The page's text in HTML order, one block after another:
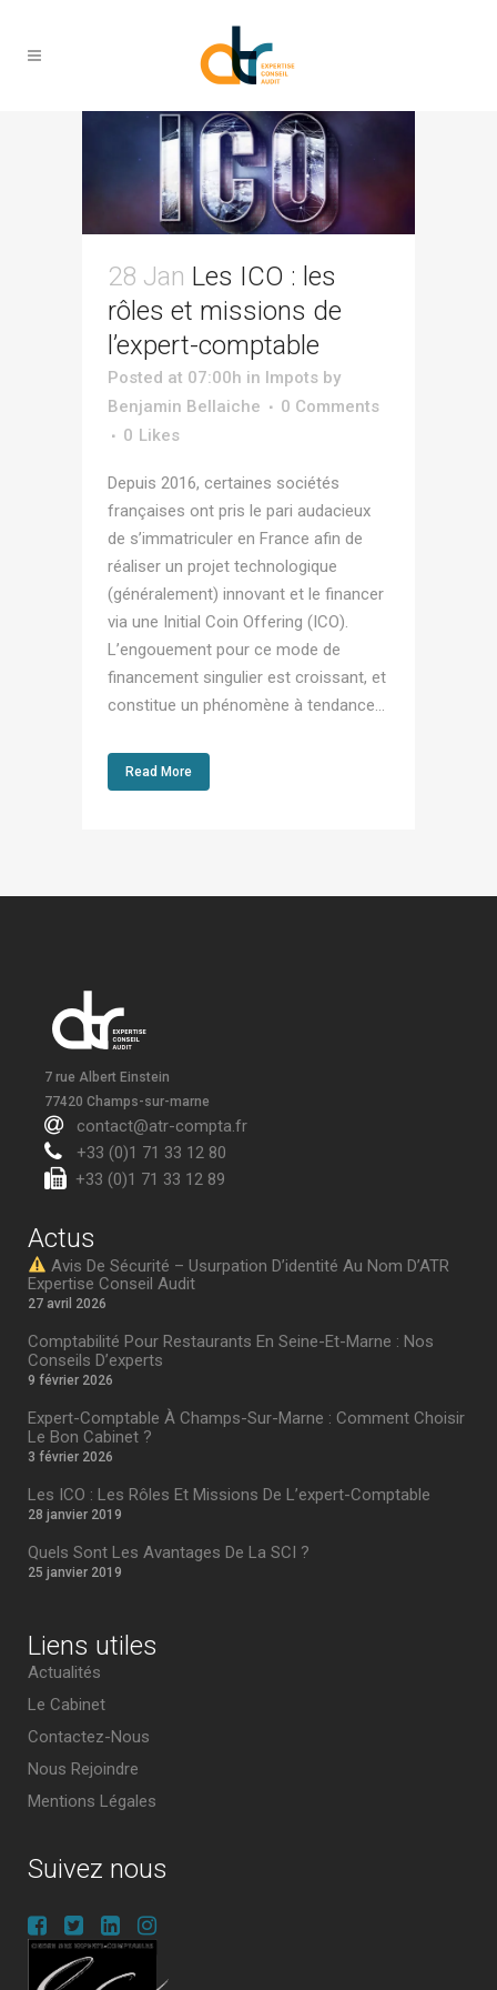
assistance Tag
28 Jan Les ICO : les
rôles et missions de
l’expert-comptable
Posted at 07:00h in Impots by
Benjamin Bellaiche
0 Comments
0 Likes
Depuis 2016, certaines sociétés
françaises ont pris le pari audacieux
de s’immatriculer en France afin de
réaliser un projet technologique
(généralement) innovant et le financer
via une Initial Coin Offering (ICO).
L’engouement pour ce mode de
financement singulier est croissant, et
constitue un phénomène à tendance...
Read More
7 rue Albert Einstein
77420 Champs-sur-marne
contact@atr-compta.fr
+33 (0)1 71 33 12 80
+33 (0)1 71 33 12 89
Actus
Avis De Sécurité – Usurpation D’identité Au Nom D’ATR
Expertise Conseil Audit
27 avril 2026
Comptabilité Pour Restaurants En Seine-Et-Marne : Nos
Conseils D’experts
9 février 2026
Expert-Comptable À Champs-Sur-Marne : Comment Choisir
Le Bon Cabinet ?
3 février 2026
Les ICO : Les Rôles Et Missions De L’expert-Comptable
28 janvier 2019
Quels Sont Les Avantages De La SCI ?
25 janvier 2019
Liens utiles
Actualités
Le Cabinet
Contactez-Nous
Nous Rejoindre
Mentions Légales
Suivez nous